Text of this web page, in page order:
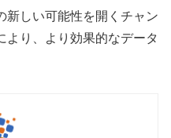
新しい可能性を開くチャン
より、より効果的なデータ